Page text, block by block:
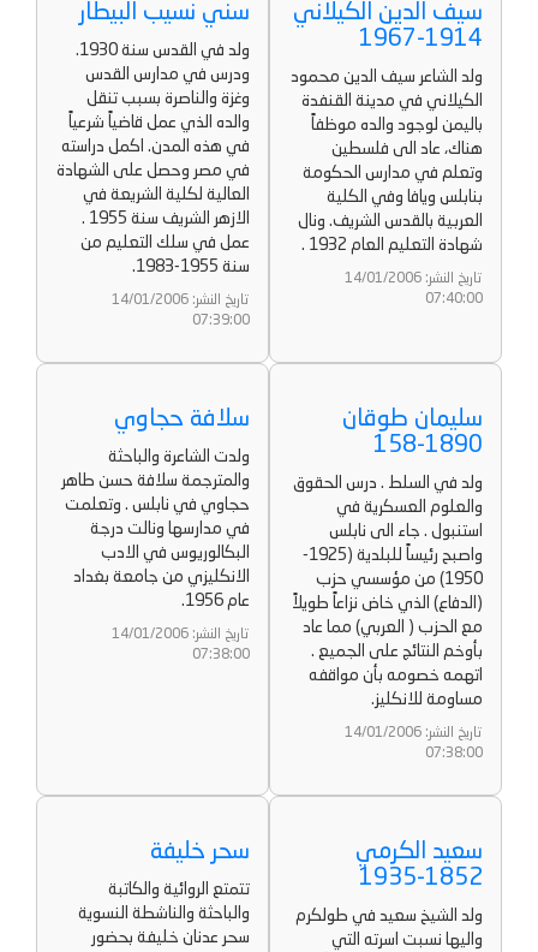
سيف الدين الكيلاني
1914-1967
ولد الشاعر سيف الدين محمود
الكيلاني في مدينة القنفدة
باليمن لوجود والده موظفاً
هناك، عاد الى فلسطين
وتعلم في مدارس الحكومة
بنابلس ويافا وفي الكلية
العربية بالقدس الشريف. ونال
شهادة التعليم العام 1932 .
تاريخ النشر: 14/01/2006
07:40:00
سني نسيب البيطار
ولد في القدس سنة 1930.
ودرس في مدارس القدس
وغزة والناصرة بسبب تنقل
والده الذي عمل قاضياً شرعياً
في هذه المدن. اكمل دراسته
في مصر وحصل على الشهادة
العالية لكلية الشريعة في
الازهر الشريف سنة 1955 .
عمل في سلك التعليم من
سنة 1955-1983.
تاريخ النشر: 14/01/2006
07:39:00
سليمان طوقان
1890-158
ولد في السلط . درس الحقوق
والعلوم العسكرية في
استنبول . جاء الى نابلس
واصبح رئيساً للبلدية (1925-
1950) من مؤسسي حزب
(الدفاع) الذي خاض نزاعاً طويلاً
مع الحزب ( العربي) مما عاد
بأوخم النتائج على الجميع .
اتهمه خصومه بأن مواقفه
مساومة للانكليز.
تاريخ النشر: 14/01/2006
07:38:00
سلافة حجاوي
ولدت الشاعرة والباحثة
والمترجمة سلافة حسن طاهر
حجاوي في نابلس . وتعلمت
في مدارسها ونالت درجة
البكالوريوس في الادب
الانكليزي من جامعة بغداد
عام 1956.
تاريخ النشر: 14/01/2006
07:38:00
سعيد الكرمي
1852-1935
ولد الشيخ سعيد في طولكرم
واليها نسبت اسرته التي
سحر خليفة
تتمتع الروائية والكاتبة
والباحثة والناشطة النسوية
سحر عدنان خليفة بحضور